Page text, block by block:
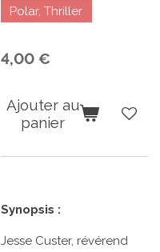
Polar, Thriller
4,00 €
Ajouter au
panier
Synopsis :
Jesse Custer, révérend